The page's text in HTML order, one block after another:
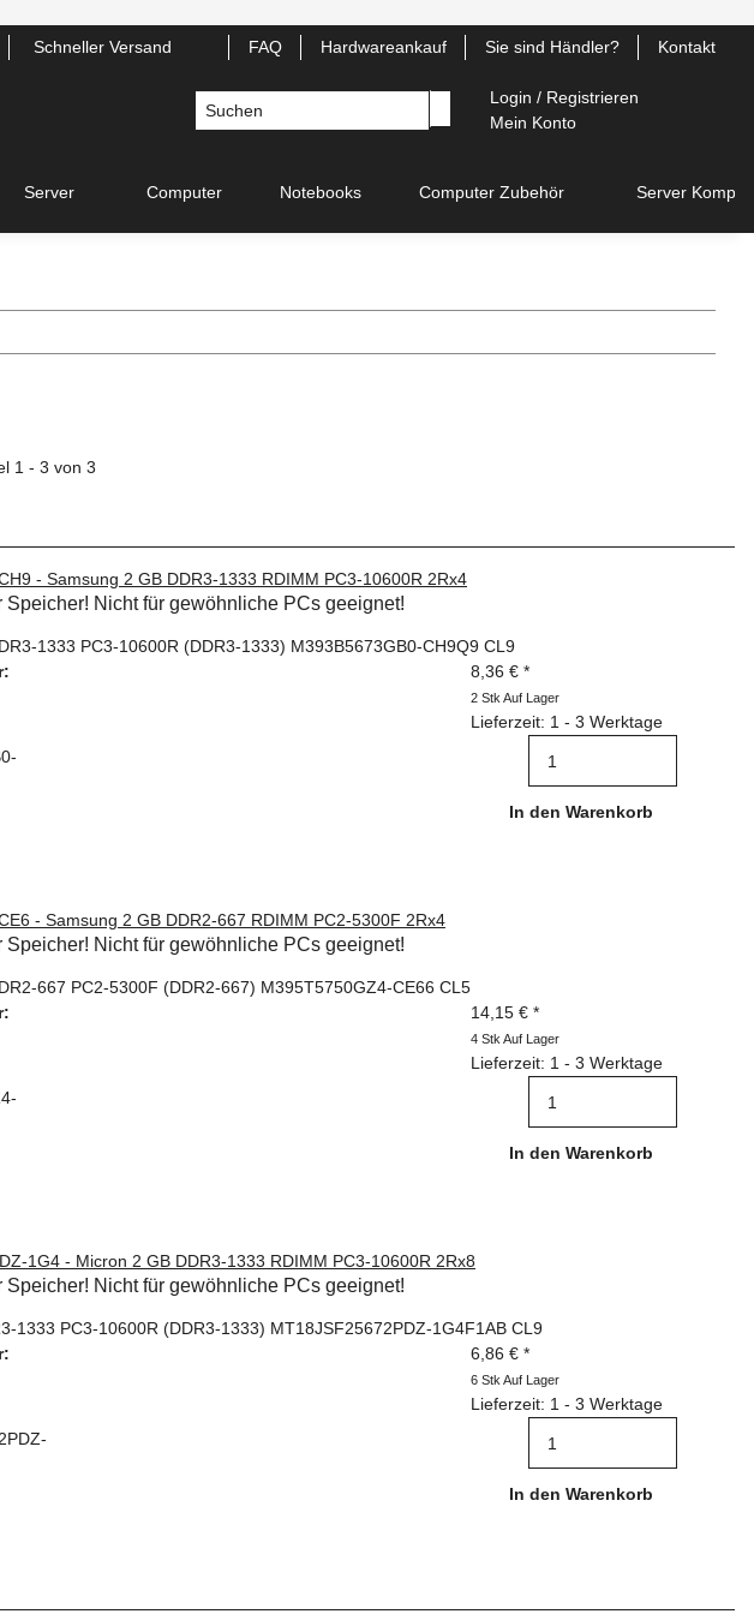
FAQ
Hardwareankauf Sie sind Händler? Kontakt
Schneller Versand
Login / Registrieren
Mein Konto
Server Computer Notebooks Computer Zubehör Server
1 - 3 von 3
- Samsung 2 GB DDR3-1333 RDIMM PC3-10600R 2Rx4
Speicher! Nicht für gewöhnliche PCs geeignet!
1333 PC3-10600R (DDR3-1333) M393B5673GB0-CH9Q9 CL9
8,36 € *
2 Stk Auf Lager
Lieferzeit: 1 - 3 Werktage
In den Warenkorb
- Samsung 2 GB DDR2-667 RDIMM PC2-5300F 2Rx4
Speicher! Nicht für gewöhnliche PCs geeignet!
667 PC2-5300F (DDR2-667) M395T5750GZ4-CE66 CL5
14,15 € *
4 Stk Auf Lager
Lieferzeit: 1 - 3 Werktage
In den Warenkorb
1G4 - Micron 2 GB DDR3-1333 RDIMM PC3-10600R 2Rx8
Speicher! Nicht für gewöhnliche PCs geeignet!
1333 PC3-10600R (DDR3-1333) MT18JSF25672PDZ-1G4F1AB CL9
6,86 € *
6 Stk Auf Lager
Lieferzeit: 1 - 3 Werktage
In den Warenkorb